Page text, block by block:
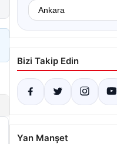
Bizi Takip Edin
Yan Manşet